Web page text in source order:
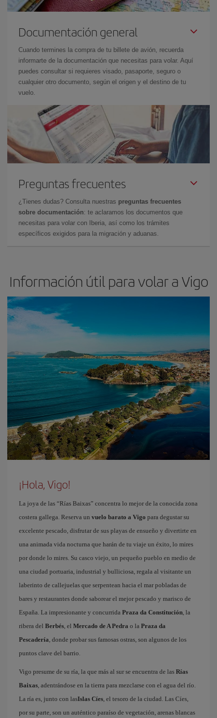
Documentación general
Cuando termines la compra de tu billete de avión, recuerda
informarte de la documentación que necesitas para volar. Aquí
puedes consultar si requieres visado, pasaporte, seguro o
cualquier otro documento, según el origen y el destino de tu
vuelo.
Preguntas frecuentes
¿Tienes dudas? Consulta nuestras preguntas frecuentes
sobre documentación: te aclaramos los documentos que
necesitas para volar con Iberia, así como los trámites
específicos exigidos para la migración y aduanas.
Información útil para volar a Vigo
¡Hola, Vigo!
La joya de las “Rías Baixas” concentra lo mejor de la conocida zona
costera gallega. Reserva un vuelo barato a Vigo para degustar su
excelente pescado, disfrutar de sus playas de ensueño y divertirte en
una animada vida nocturna que harán de tu viaje un éxito, lo mires
por donde lo mires. Su casco viejo, un pequeño pueblo en medio de
una ciudad portuaria, industrial y bulliciosa, regala al visitante un
laberinto de callejuelas que serpentean hacia el mar pobladas de
bares y restaurantes donde saborear el mejor pescado y marisco de
España. La impresionante y concurrida Praza da Constitución , la
ribera del Berbés , el Mercado de A Pedra o la Praza da
Pescadería , donde probar sus famosas ostras, son algunos de los
puntos clave del barrio.
Vigo presume de su ría, la que más al sur se encuentra de las Rías
Baixas , adentrándose en la tierra para mezclarse con el agua del río.
La ría es, junto con lasIslas Cíes , el tesoro de la ciudad. Las Cíes,
por su parte, son un auténtico paraíso de vegetación, arenas blancas